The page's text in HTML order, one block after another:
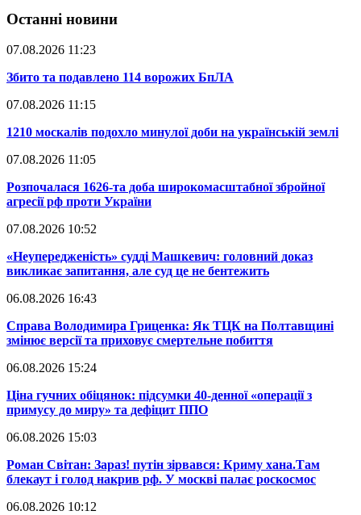
Останні новини
07.08.2026 11:23
​Збито та подавлено 114 ворожих БпЛА
07.08.2026 11:15
​1210 москалів подохло минулої доби на українській землі
07.08.2026 11:05
​Розпочалася 1626-та доба широкомасштабної збройної
агресії рф проти України
07.08.2026 10:52
​«Неупередженість» судді Машкевич: головний доказ
викликає запитання, але суд це не бентежить
06.08.2026 16:43
​Справа Володимира Гриценка: Як ТЦК на Полтавщині
змінює версії та приховує смертельне побиття
06.08.2026 15:24
​Ціна гучних обіцянок: підсумки 40-денної «операції з
примусу до миру» та дефіцит ППО
06.08.2026 15:03
​Роман Світан: Зараз! путін зірвався: Криму хана.Там
блекаут і голод накрив рф. У москві палає роскосмос
06.08.2026 10:12